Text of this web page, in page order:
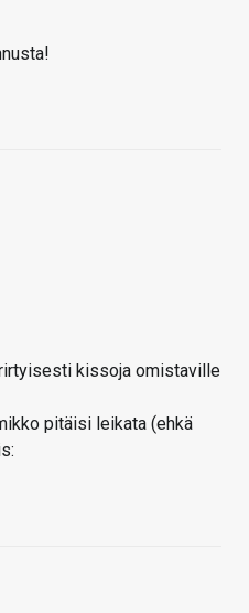
kissoja omistaville
pitäisi leikata (ehkä